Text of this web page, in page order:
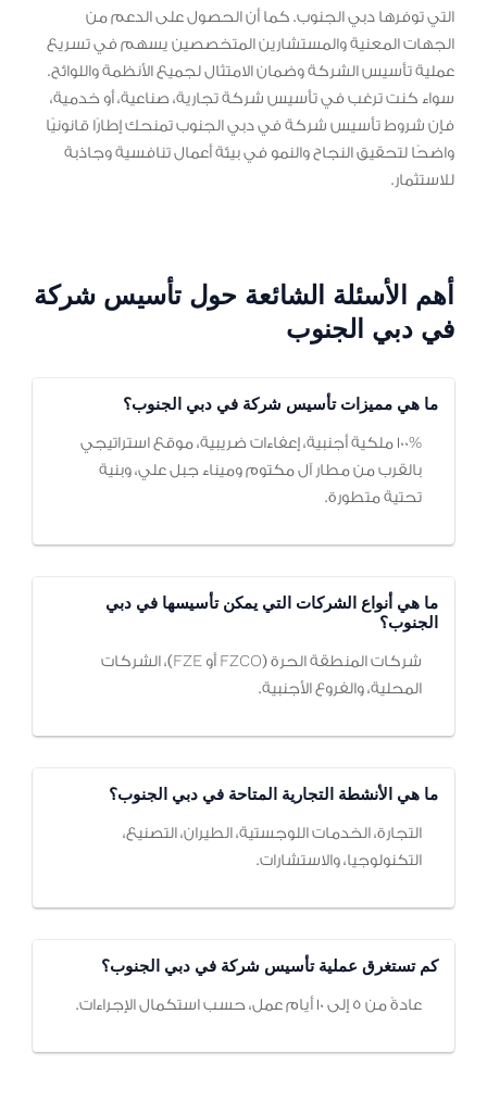
التي توفرها دبي الجنوب. كما أن الحصول على الدعم من
الجهات المعنية والمستشارين المتخصصين يسهم في تسريع
عملية تأسيس الشركة وضمان الامتثال لجميع الأنظمة واللوائح.
سواء كنت ترغب في تأسيس شركة تجارية، صناعية، أو خدمية،
فإن شروط تأسيس شركة في دبي الجنوب تمنحك إطارًا قانونيًا
واضحًا لتحقيق النجاح والنمو في بيئة أعمال تنافسية وجاذبة
للاستثمار.
أهم الأسئلة الشائعة حول تأسيس شركة
في دبي الجنوب
ما هي مميزات تأسيس شركة في دبي الجنوب؟
100% ملكية أجنبية، إعفاءات ضريبية، موقع استراتيجي
بالقرب من مطار آل مكتوم وميناء جبل علي، وبنية
تحتية متطورة.
ما هي أنواع الشركات التي يمكن تأسيسها في دبي
الجنوب؟
شركات المنطقة الحرة (FZCO أو FZE)، الشركات
المحلية، والفروع الأجنبية.
ما هي الأنشطة التجارية المتاحة في دبي الجنوب؟
التجارة، الخدمات اللوجستية، الطيران، التصنيع،
التكنولوجيا، والاستشارات.
كم تستغرق عملية تأسيس شركة في دبي الجنوب؟
عادةً من 5 إلى 10 أيام عمل، حسب استكمال الإجراءات.